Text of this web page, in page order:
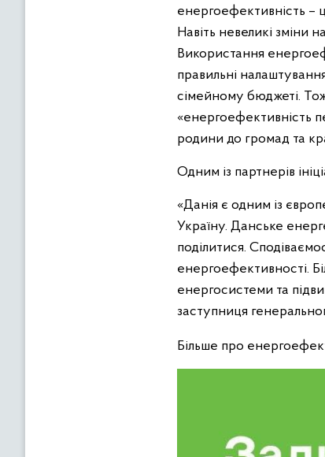
енергоефективність –
Навіть невеликі зміни
Використання
правильні
сімейному бюджеті.
«енергоефективність
родини до громад та
Одним із партнерів
«Данія є одним із
Україну. Данське
поділитися.
енергоефективності.
енергосистеми та
заступниця
Більше про